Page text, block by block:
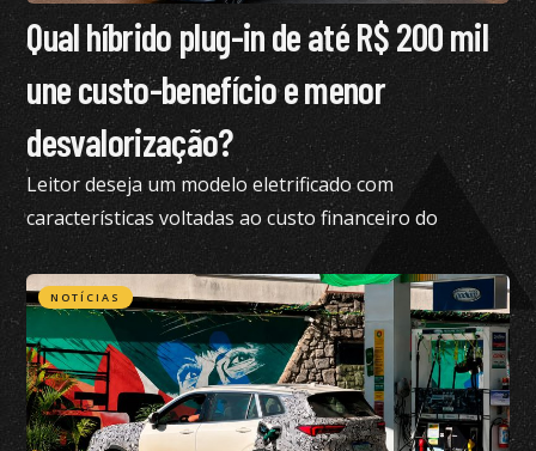
Qual híbrido plug-in de até R$ 200 mil
une custo-benefício e menor
desvalorização?
Leitor deseja um modelo eletrificado com
características voltadas ao custo financeiro do
produto e pediu nossa análise completa
NOTÍCIAS